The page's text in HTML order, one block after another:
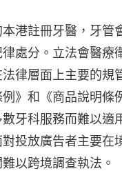
港註冊牙醫，牙管
處分。立法會醫療
律層面上主要的規
》和《商品說明條
牙科服務而難以適
投放廣告者主要在
以跨境調查執法。